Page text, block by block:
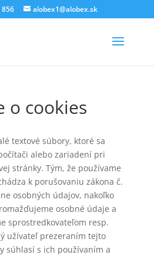
856 alobex1@alobex.sk
o cookies
textové súbory, ktoré sa
alebo zariadení pri
stránky. Tým, že používame
k porušovaniu zákona č.
osobných údajov, nakoľko
osobné údaje a
sprostredkovateľom resp.
užívateľ prezeraním tejto
súhlasí s ich používaním a